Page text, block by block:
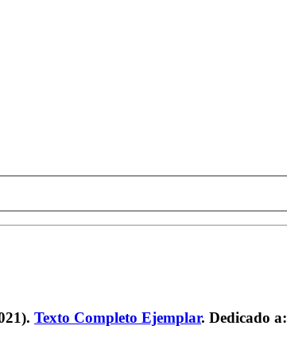
Texto Completo Ejemplar. Dedicado a: